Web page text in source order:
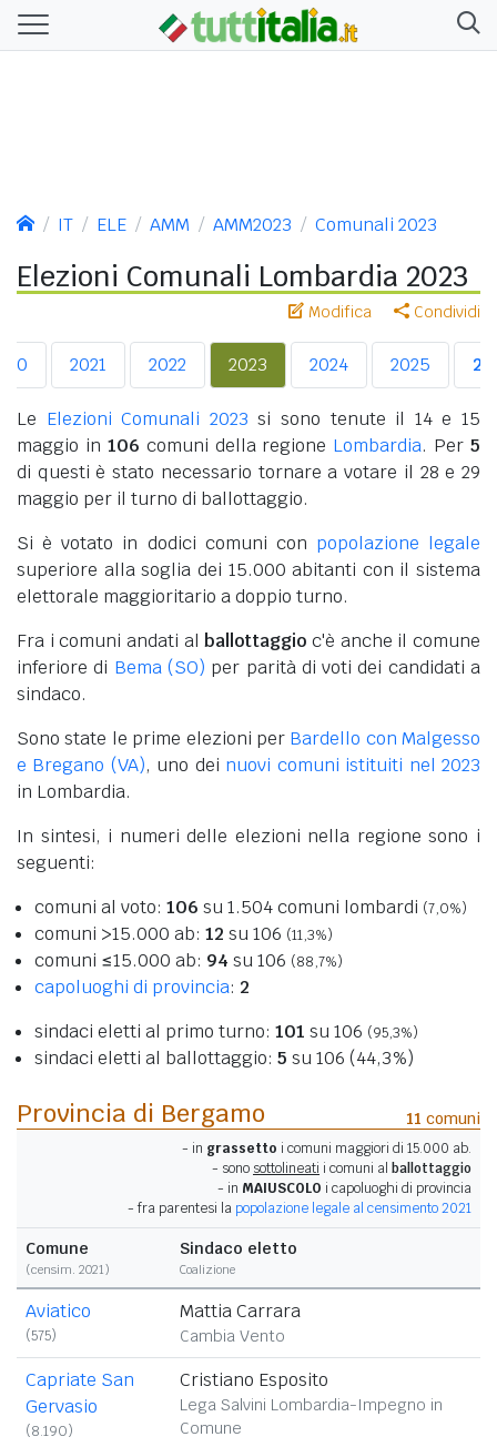
IT ELE AMM AMM2023 Comunali 2023
Elezioni Comunali Lombardia 2023
Modifica Condividi
2021 2022 2023 2024 2025
Le Elezioni Comunali 2023 si sono tenute il 14 e 15
maggio in 106 comuni della regione Lombardia. Per 5
di questi è stato necessario tornare a votare il 28 e 29
maggio per il turno di ballottaggio.
Si è votato in dodici comuni con popolazione legale
superiore alla soglia dei 15.000 abitanti con il sistema
elettorale maggioritario a doppio turno.
Fra i comuni andati alballottaggio c'è anche il comune
inferiore di Bema (SO) per parità di voti dei candidati a
sindaco.
Sono state le prime elezioni per Bardello con Malgesso
e Bregano (VA), uno dei nuovi comuni istituiti nel 2023
in Lombardia.
In sintesi, i numeri delle elezioni nella regione sono i
seguenti:
comuni al voto: 106 su 1.504 comuni lombardi (7,0%)
comuni >15.000 ab: 12 su 106 (11,3%)
comuni ≤15.000 ab: 94 su 106 (88,7%)
capoluoghi di provincia: 2
sindaci eletti al primo turno: 101 su 106 (95,3%)
sindaci eletti al ballottaggio: 5 su 106 (44,3%)
Provincia di Bergamo 11 comuni
- in grassetto i comuni maggiori di 15.000 ab.
- sono sottolineati i comuni al ballottaggio
- in MAIUSCOLO i capoluoghi di provincia
- fra parentesi la popolazione legale al censimento 2021
Comune
(censim. 2021)
Sindaco eletto
Coalizione
Aviatico
(575)
Mattia Carrara
Cambia Vento
Capriate San
Gervasio
(8.190)
Cristiano Esposito
Lega Salvini Lombardia-Impegno in
Comune